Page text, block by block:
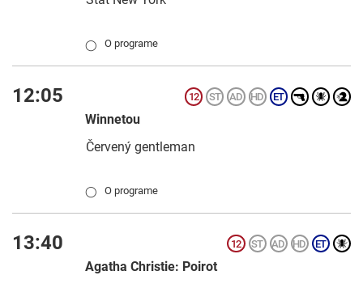
◯ O programe
12:05
Winnetou
Červený gentleman
◯ O programe
13:40
Agatha Christie: Poirot